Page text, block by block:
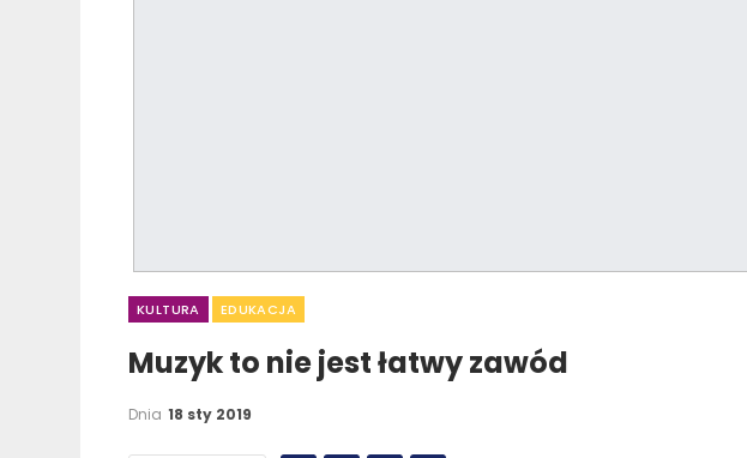
KULTURA EDUKACJA
Muzyk to nie jest łatwy zawód
Dnia 18 sty 2019